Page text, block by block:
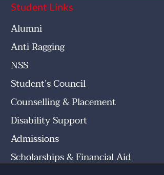
Student Links
Alumni
Anti Ragging
NSS
Student’s Council
Counselling & Placement
Disability Support
Admissions
Scholarships & Financial Aid